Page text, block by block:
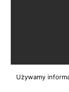
Używamy